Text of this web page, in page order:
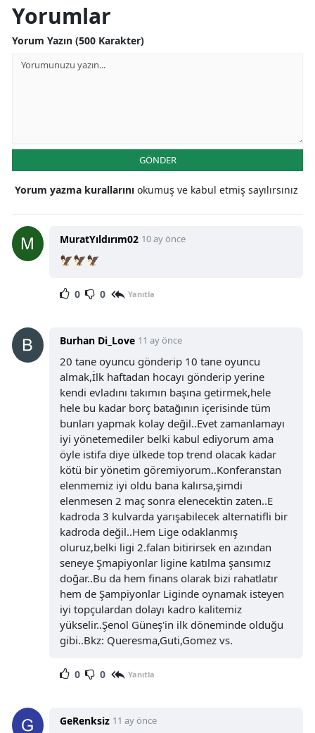
Yorumlar
Yorum Yazın (500 Karakter)
GÖNDER
Yorum yazma kurallarını okumuş ve kabul etmiş sayılırsınız
MuratYıldırım02 10 ay önce
🦅🦅🦅
0 0 Yanıtla
Burhan Di_Love 11 ay önce
20 tane oyuncu gönderip 10 tane oyuncu
almak,İlk haftadan hocayı gönderip yerine
kendi evladını takımın başına getirmek,hele
hele bu kadar borç batağının içerisinde tüm
bunları yapmak kolay değil..Evet zamanlamayı
iyi yönetemediler belki kabul ediyorum ama
öyle istifa diye ülkede top trend olacak kadar
kötü bir yönetim göremiyorum..Konferanstan
elenmemiz iyi oldu bana kalırsa,şimdi
elenmesen 2 maç sonra elenecektin zaten..E
kadroda 3 kulvarda yarışabilecek alternatifli bir
kadroda değil..Hem Lige odaklanmış
oluruz,belki ligi 2.falan bitirirsek en azından
seneye Şmapiyonlar ligine katılma şansımız
doğar..Bu da hem finans olarak bizi rahatlatır
hem de Şampiyonlar Liginde oynamak isteyen
iyi topçulardan dolayı kadro kalitemiz
yükselir..Şenol Güneş'in ilk döneminde olduğu
gibi..Bkz: Queresma,Guti,Gomez vs.
0 0 Yanıtla
GeRenksiz 11 ay önce